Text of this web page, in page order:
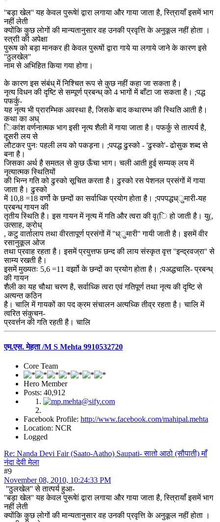
''बड़ा खेल'' यह केवल पुरूषेां द्वारा लगाया और गाया जाता है, स्त्रिायाँ इसमें भाग
नहीं लेती
क्योंकि कुछ लोगों की मान्यतानुसार वह उनकी प्रवृत्ति के अनुकूल नहीं होता ।
स्त्राी की अपेक्षा
पुरूष को बड़ा मानकर ही केवल पुरूषों द्वारा गाये या लगाये जाने के कारण इसे
''ठुलखेल''
नाम से अभिहित किया गया होगा।
के कारण इस संबंध् में निश्चित रूप से कुछ नहीं कहा जा सकता है।
नृत्य विधन की दृष्टि से सम्पूर्ण प्रबन्ध् को 4 भागों में बाँटा जा सकता है। ;पद्ध
पफर्कु-
यह नृत्य भी प्रारम्भिक अवस्था है, जिसके बाद कथारम्भ की स्थिति आती है।
कथा का अध्
िकांश वर्णनात्मक भाग इसी नृत्य शैली में गाया जाता है। पफर्कु से तात्पर्य है,
दूसरी लय से
लौटकर पुनः पहली लय को पकड़ना। ;पपद्ध ढुस्को - 'ढुस्को'- ढोसुक शब्द से
बना है।
जिसका अर्थ है समतल से कुछ ऊँचा भाग। चली आती हुई सम्यक् लय में
नृत्यात्मक स्थितियों
की भिन्न गति को ढुस्को सूचित करता है। ढुस्को रस पेशनल प्रसंगों में गाया
जाता है। ढुस्को
में 10,8 =18 वर्णो के छन्दों का सर्वाध्कि प्रयोग होता है। ;पपपद्धध्ुमारी-यह
प्रबन्ध् गायन की
तृतीय स्थिति है। इस गायन में नृत्य में गति और त्वरा की वृ(ि हो जाती है। यु(,
उत्साह, क्रोध्
, कटु वार्तालाप तथा वीरतापूर्ण प्रसंगों में ''ध्ुमारी'' गायी जाती है। इसमें वीर
रसानुकूल ओज
तथा प्रवाह रहता है। इसमें प्रयुत्तफ छन्द की लाय संस्कृत वृत्त ''इन्द्रवज्रा'' से
साम्य रखती है।
इसमें मुख्यतः 5,6 =11 वर्झाो के छन्दों का प्रयोग होता है। ;पअद्धचालि- प्रबन्ध्
की गायन
शैली का यह चौथा चरण है, सर्वाध्कि त्वरा एवं गतिपूर्ण तथा नृत्य की दृष्टि से
अत्यन्त कठिन
है। चालि में गायकों का पद क्रम संचालन अत्यध्कि तीव्र रहता है। चालि में
त्वरित संकुचन-
प्रवर्त्तन की गति रहती है। चालि
एम.एस. मेहता /M S Mehta 9910532720
Core Team
Hero Member
Posts: 40,912
Facebook Profile: http://www.facebook.com/mahipal.mehta
Location: NCR
Logged
Re: Nanda Devi Fair (Saato-Aatho) Saupati- सातो आठो (सौपाती) माँ
नंदा देवी मेला
#9
November 08, 2010, 10:24:33 PM
''ठुलखेल'' से तात्पर्य हुआ-
''बड़ा खेल'' यह केवल पुरूषेां द्वारा लगाया और गाया जाता है, स्त्रिायाँ इसमें भाग
नहीं लेती
क्योंकि कुछ लोगों की मान्यतानुसार वह उनकी प्रवृत्ति के अनुकूल नहीं होता ।